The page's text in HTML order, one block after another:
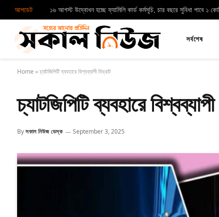
আপডেট ১৬ আগস্ট উদ্বোধন হচ্ছে ফ্যামিলি কার্ড কর্মসূচি, চার বছরে সুবিধা পাবে ১
সর্বশেষ
Home »চ্যাটজিপিটি ব্যবহারে বিশ্বব্যাপী বিভ্রাট
চ্যাটজিপিটি ব্যবহারে
Byসকাল নিউজ ডেস্ক September 3, 2025